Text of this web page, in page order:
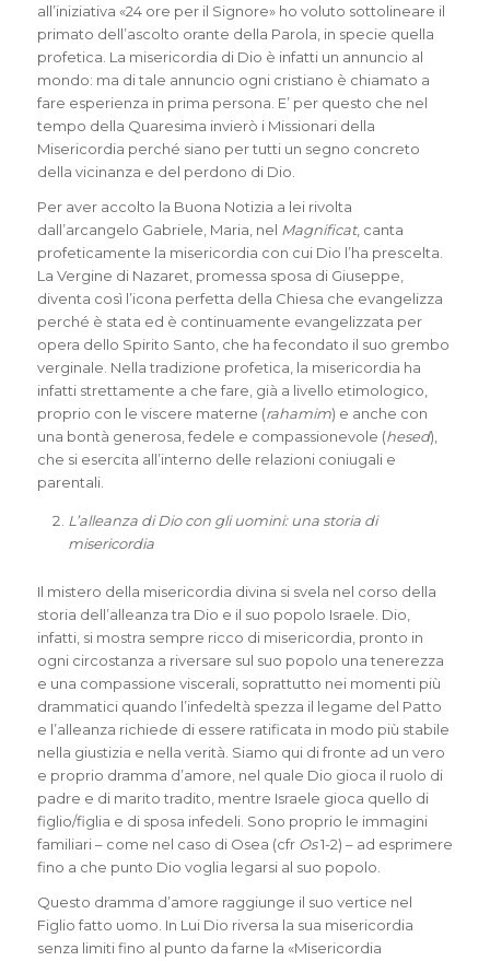
all’iniziativa «24 ore per il Signore» ho voluto sottolineare il
primato dell’ascolto orante della Parola, in specie quella
profetica. La misericordia di Dio è infatti un annuncio al
mondo: ma di tale annuncio ogni cristiano è chiamato a
fare esperienza in prima persona. E’ per questo che nel
tempo della Quaresima invierò i Missionari della
Misericordia perché siano per tutti un segno concreto
della vicinanza e del perdono di Dio.
Per aver accolto la Buona Notizia a lei rivolta
dall’arcangelo Gabriele, Maria, nel Magnificat, canta
profeticamente la misericordia con cui Dio l’ha prescelta.
La Vergine di Nazaret, promessa sposa di Giuseppe,
diventa così l’icona perfetta della Chiesa che evangelizza
perché è stata ed è continuamente evangelizzata per
opera dello Spirito Santo, che ha fecondato il suo grembo
verginale. Nella tradizione profetica, la misericordia ha
infatti strettamente a che fare, già a livello etimologico,
proprio con le viscere materne (rahamim) e anche con
una bontà generosa, fedele e compassionevole (hesed),
che si esercita all’interno delle relazioni coniugali e
parentali.
L’alleanza di Dio con gli uomini: una storia di
misericordia
Il mistero della misericordia divina si svela nel corso della
storia dell’alleanza tra Dio e il suo popolo Israele. Dio,
infatti, si mostra sempre ricco di misericordia, pronto in
ogni circostanza a riversare sul suo popolo una tenerezza
e una compassione viscerali, soprattutto nei momenti più
drammatici quando l’infedeltà spezza il legame del Patto
e l’alleanza richiede di essere ratificata in modo più stabile
nella giustizia e nella verità. Siamo qui di fronte ad un vero
e proprio dramma d’amore, nel quale Dio gioca il ruolo di
padre e di marito tradito, mentre Israele gioca quello di
figlio/figlia e di sposa infedeli. Sono proprio le immagini
familiari – come nel caso di Osea (cfr Os1-2) – ad esprimere
fino a che punto Dio voglia legarsi al suo popolo.
Questo dramma d’amore raggiunge il suo vertice nel
Figlio fatto uomo. In Lui Dio riversa la sua misericordia
senza limiti fino al punto da farne la «Misericordia